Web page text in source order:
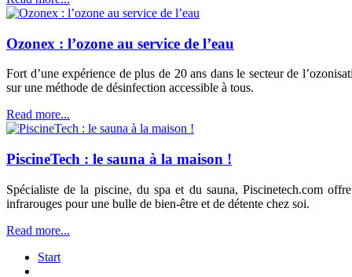
Ozonex : l’ozone au service de l’eau
Fort d’une expérience de plus de 20 ans dans le secteur de
sur une méthode de désinfection accessible à tous.
Read more...
PiscineTech : le sauna à la maison !
Spécialiste de la piscine, du spa et du sauna, Piscinetech.com
infrarouges pour une bulle de bien-être et de détente chez soi.
Read more...
Start